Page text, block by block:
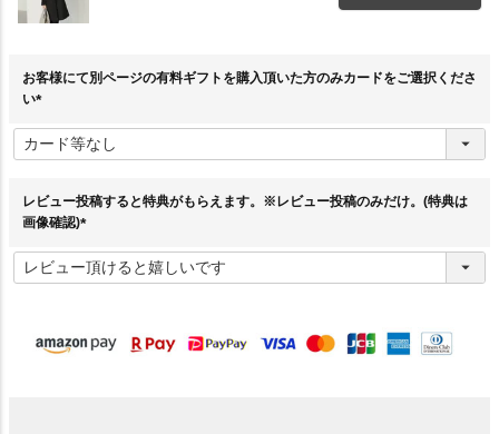
お客様にて別ページの有料ギフトを購入頂いた方のみカードをご選択くださ
い
必
須
レビュー投稿すると特典がもらえます。※レビュー投稿のみだけ。(特典は
画像確認)
必
須